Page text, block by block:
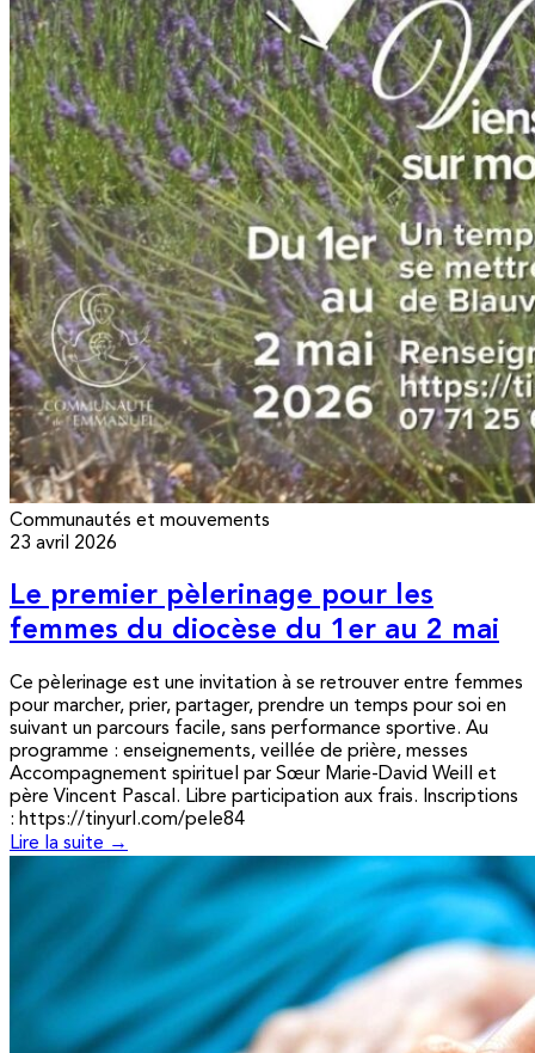
Communautés et mouvements
23 avril 2026
Le premier pèlerinage pour les
femmes du diocèse du 1er au 2 mai
Ce pèlerinage est une invitation à se retrouver entre femmes
pour marcher, prier, partager, prendre un temps pour soi en
suivant un parcours facile, sans performance sportive. Au
programme : enseignements, veillée de prière, messes
Accompagnement spirituel par Sœur Marie-David Weill et
père Vincent Pascal. Libre participation aux frais. Inscriptions
: https://tinyurl.com/pele84
Lire la suite →